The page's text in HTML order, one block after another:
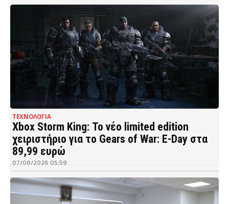
ΤΕΧΝΟΛΟΓΙΑ
Xbox Storm King: Το νέο limited edition
χειριστήριο για το Gears of War: E-Day στα
89,99 ευρώ
07/08/2026 05:59